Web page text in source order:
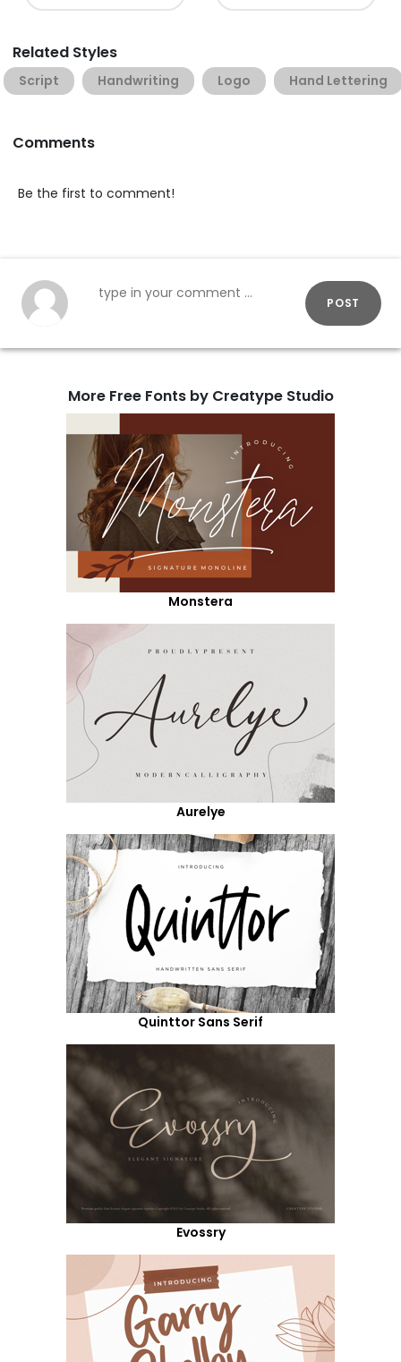
Related Styles
Script Handwriting Logo Hand Lettering
Comments
Be the first to comment!
POST
More Free Fonts by Creatype Studio
Monstera
Aurelye
Quinttor Sans Serif
Evossry